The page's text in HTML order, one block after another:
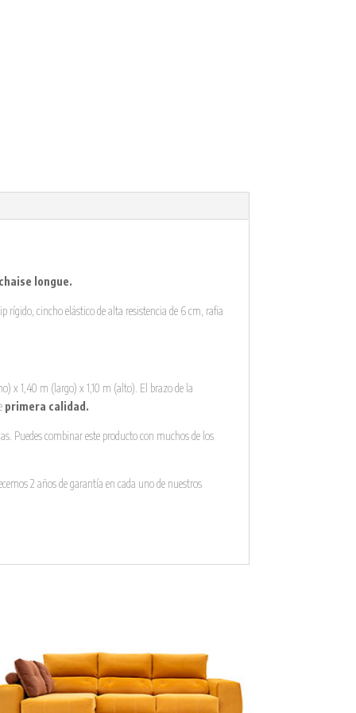
longue.
rígido, cincho elástico de alta resistencia de 6 cm, rafia
x 1,40 m (largo) x 1,10 m (alto). El brazo de la
primera calidad.
Puedes combinar este producto con muchos de los
2 años de garantía en cada uno de nuestros